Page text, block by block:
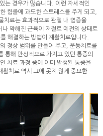
는 경우가 많습니다. 이런 자세적인
힘줄에 과도한 스트레스를 주게 되고,
치료는 효과적으로 관절 내 염증을
약해진 근육이 저절로 예전의 상태로
해결하는 방법이 재활치료입니다.
정상 범위를 만들어 주고, 운동치료를
통해 만성적으로 가지고 있던 통증의
치료 과정 중에 이미 발생된 통증을
치료 역시 그에 못지 않게 중요한